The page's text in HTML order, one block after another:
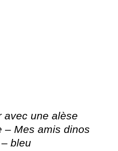
avec une alèse
– Mes amis dinos
bleu